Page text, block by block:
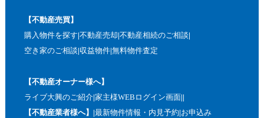
【不動産売買】
購入物件を探す 不動産売却 不動産相続のご相談
空き家のご相談 収益物件 無料物件査定
【不動産オーナー様へ】
ライブ大興のご紹介 家主様WEBログイン画面
【不動産業者様へ】
最新物件情報・内見予約 お申込み